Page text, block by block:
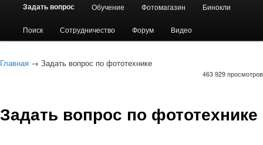
к
основному
содержимому
к
дополнительному
содержимому
Задать вопрос Обучение Фотомагазин Бинокли
Поиск Сотрудничество Форум Видео
Главная → Задать вопрос по фототехнике
463 929 просмотров
Задать вопрос по фототехнике